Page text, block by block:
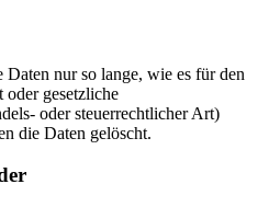
Daten nur so lange, wie es für den
gesetzliche
oder steuerrechtlicher Art)
die Daten gelöscht.